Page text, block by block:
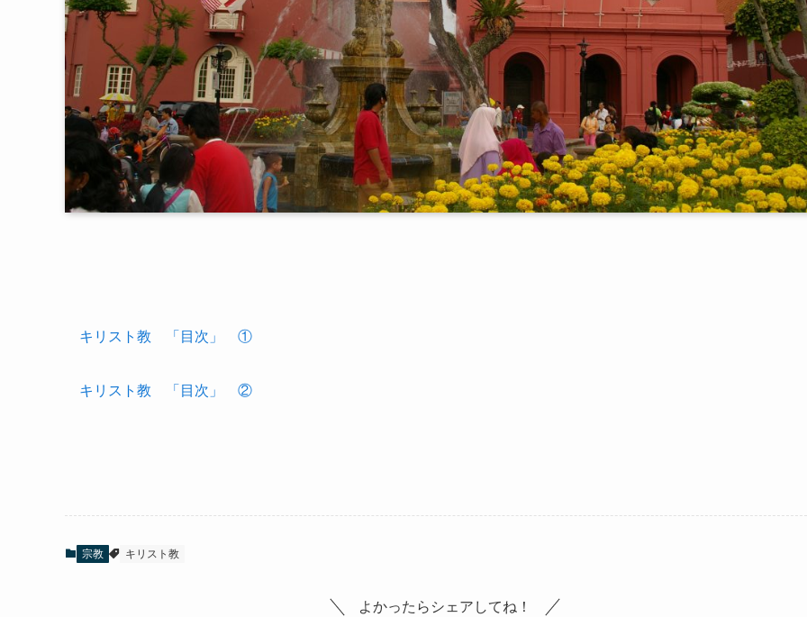
キリスト教 「目次」 ①
キリスト教 「目次」 ②
宗教 キリスト教
よかったらシェアしてね！